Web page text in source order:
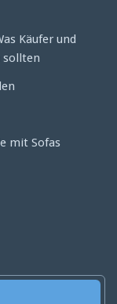
Käufer und
sollten
mit Sofas